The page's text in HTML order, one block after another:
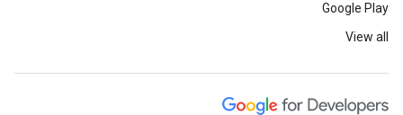
Google Play
View all